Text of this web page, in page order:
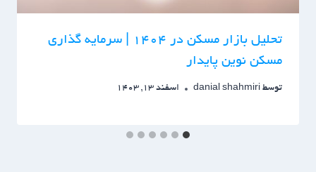
تحلیل بازار مسکن در ۱۴۰۴ | سرمایه گذاری
مسکن نوین پایدار
توسط danial shahmiri اسفند 13, 1403